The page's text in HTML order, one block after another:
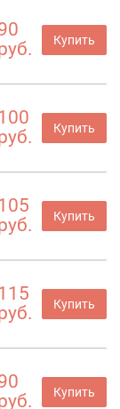
Купить
Купить
Купить
Купить
Купить